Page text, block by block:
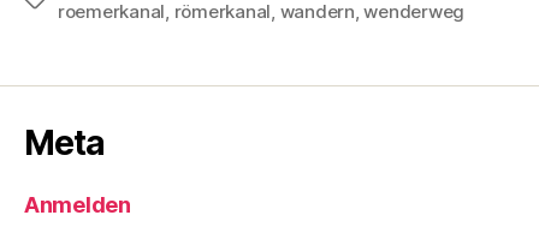
roemerkanal, römerkanal, wandern,wenderweg
Meta
Anmelden